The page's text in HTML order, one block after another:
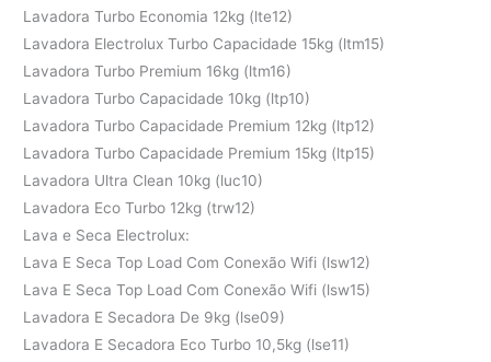
Lavadora Turbo Economia 12kg (lte12)
Lavadora Electrolux Turbo Capacidade 15kg (ltm15)
Lavadora Turbo Premium 16kg (ltm16)
Lavadora Turbo Capacidade 10kg (ltp10)
Lavadora Turbo Capacidade Premium 12kg (ltp12)
Lavadora Turbo Capacidade Premium 15kg (ltp15)
Lavadora Ultra Clean 10kg (luc10)
Lavadora Eco Turbo 12kg (trw12)
Lava e Seca Electrolux:
Lava E Seca Top Load Com Conexão Wifi (lsw12)
Lava E Seca Top Load Com Conexão Wifi (lsw15)
Lavadora E Secadora De 9kg (lse09)
Lavadora E Secadora Eco Turbo 10,5kg (lse11)